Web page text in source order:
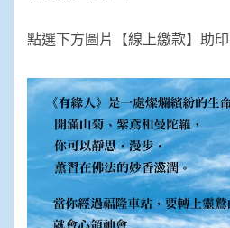
點選下方圖片【線上繳款】助印